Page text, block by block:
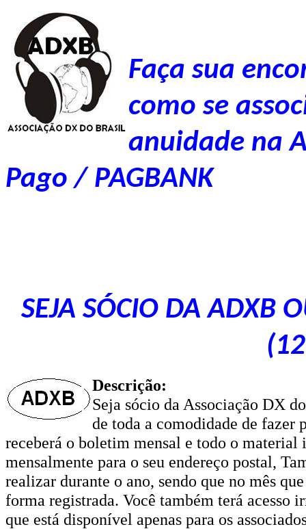
Faça sua
como se
anuidade na
Pago / PAGBANK
SEJA SÓCIO DA ADXB
Descrição:
Seja sócio da Associação DX
de toda a comodidade de
receberá o boletim mensal e todo o
mensalmente para o seu endereço postal,
realizar durante o ano, sendo que no mês
forma registrada. Você também terá acesso
que está disponível apenas para os